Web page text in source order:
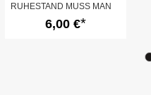
RUHESTAND MUSS MAN
SICH VERDIENEN!
6,00 €